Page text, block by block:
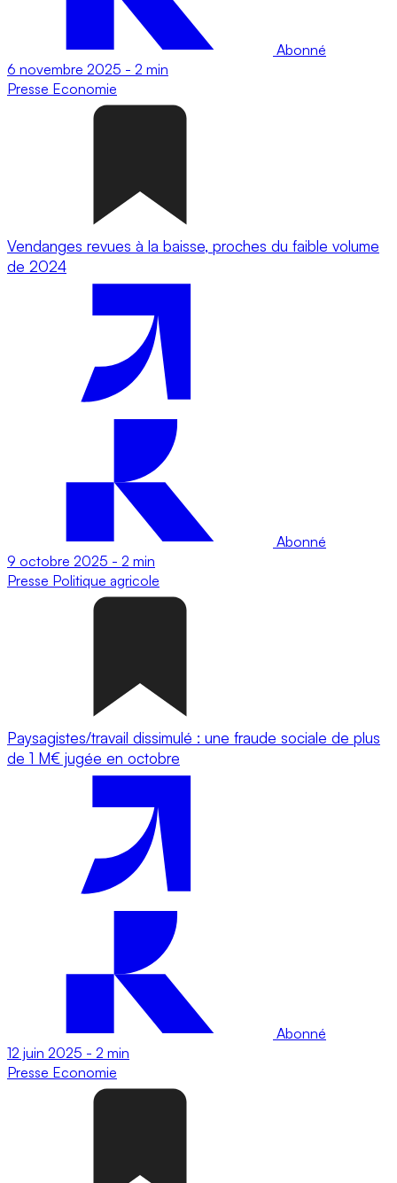
Abonné
6 novembre 2025 - 2 min
Presse Economie
Vendanges revues à la baisse, proches du faible volume
de 2024
Abonné
9 octobre 2025 - 2 min
Presse Politique agricole
Paysagistes/travail dissimulé : une fraude sociale de plus
de 1 M€ jugée en octobre
Abonné
12 juin 2025 - 2 min
Presse Economie